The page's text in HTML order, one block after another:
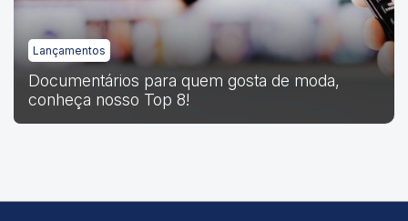
Lançamentos
Documentários para quem gosta de moda,
conheça nosso Top 8!